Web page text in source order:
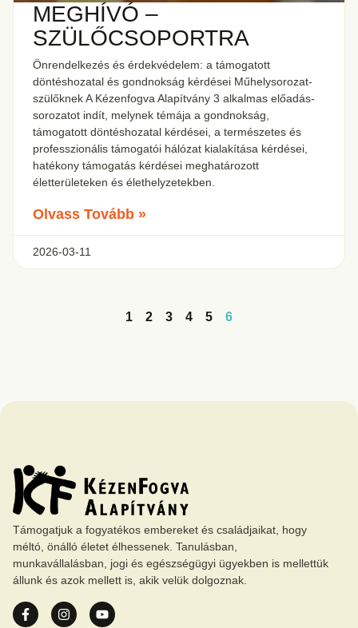
MEGHÍVÓ –
SZÜLŐCSOPORTRA
Önrendelkezés és érdekvédelem: a támogatott
döntéshozatal és gondnokság kérdései Műhelysorozat-
szülőknek A Kézenfogva Alapítvány 3 alkalmas előadás-
sorozatot indít, melynek témája a gondnokság,
támogatott döntéshozatal kérdései, a természetes és
professzionális támogatói hálózat kialakítása kérdései,
hatékony támogatás kérdései meghatározott
életterületeken és élethelyzetekben.
Olvass Tovább »
2026-03-11
1 2 3 4 5 6
Támogatjuk a fogyatékos embereket és családjaikat, hogy
méltó, önálló életet élhessenek. Tanulásban,
munkavállalásban, jogi és egészségügyi ügyekben is mellettük
állunk és azok mellett is, akik velük dolgoznak.